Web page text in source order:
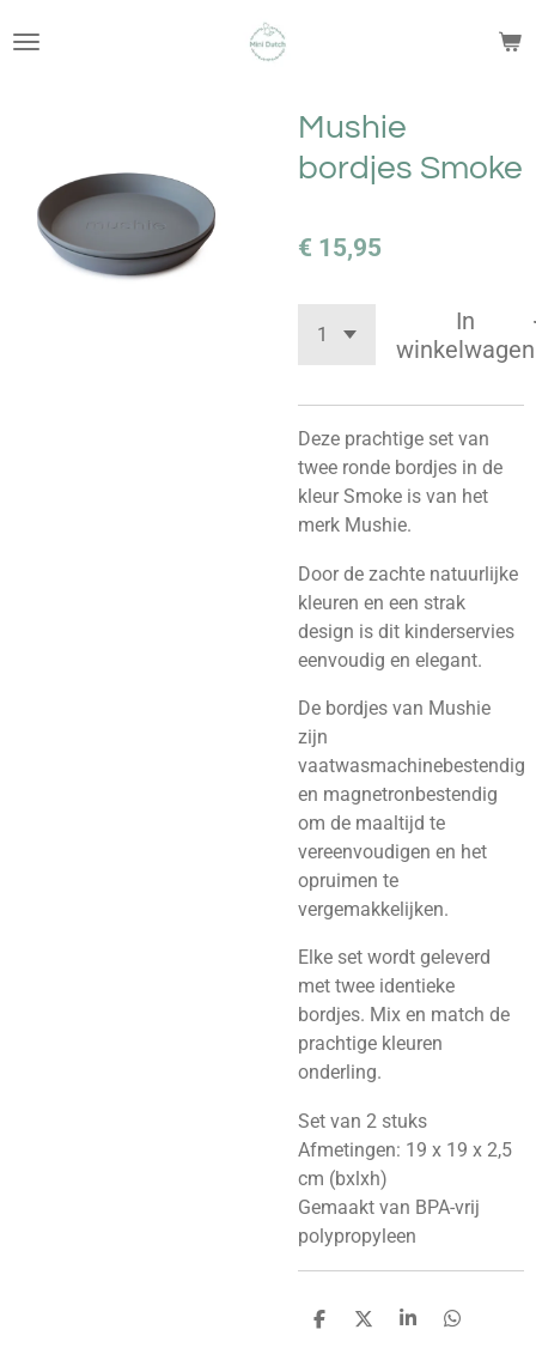
direct
Mushie
bordjes Smoke
€ 15,95
In
winkelwagen
Deze prachtige set van
twee ronde bordjes in de
kleur Smoke is van het
merk Mushie.
Door de zachte natuurlijke
kleuren en een strak
design is dit kinderservies
eenvoudig en elegant.
De bordjes van Mushie
zijn
vaatwasmachinebestendig
en magnetronbestendig
om de maaltijd te
vereenvoudigen en het
opruimen te
vergemakkelijken.
Elke set wordt geleverd
met twee identieke
bordjes. Mix en match de
prachtige kleuren
onderling.
Set van 2 stuks
Afmetingen: 19 x 19 x 2,5
cm (bxlxh)
Gemaakt van BPA-vrij
polypropyleen
D
D
S
D